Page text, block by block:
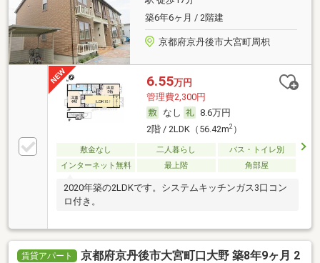
築6年6ヶ月 / 2階建
京都府京丹後市大宮町周枳
6.55万円
管理費2,300円
なし
8.6万円
2階 / 2LDK（56.42m2）
敷金なし 二人暮らし
バス・トイレ別
インターネット無料
最上階 角部屋
2020年築の2LDKです。システムキッチンガス3口コン
ロ付き。
賃貸アパート
京都府京丹後市大宮町口大野 築8年9ヶ月 2